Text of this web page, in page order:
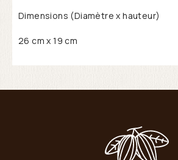
Dimensions (Diamètre x hauteur)
26 cm x 19 cm